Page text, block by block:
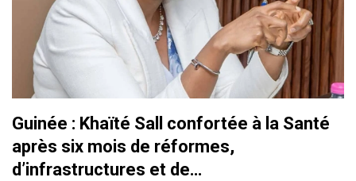
Guinée : Khaïté Sall confortée à la Santé
après six mois de réformes,
d’infrastructures et de…